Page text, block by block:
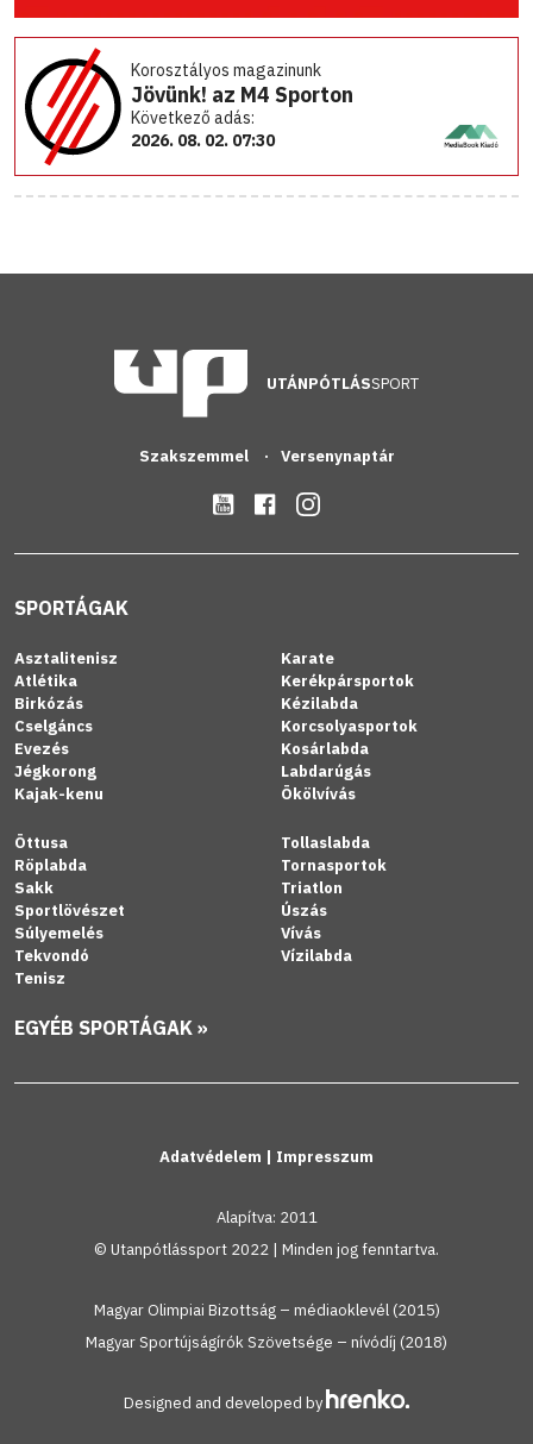
Korosztályos magazinunk
Jövünk! az M4 Sporton
Következő adás:
2026. 08. 02. 07:30
UTÁNPÓTLÁSSPORT
Szakszemmel Versenynaptár
SPORTÁGAK
Asztalitenisz
Atlétika
Birkózás
Cselgáncs
Evezés
Jégkorong
Kajak-kenu
Karate
Kerékpársportok
Kézilabda
Korcsolyasportok
Kosárlabda
Labdarúgás
Ökölvívás
Öttusa
Röplabda
Sakk
Sportlövészet
Súlyemelés
Tekvondó
Tenisz
Tollaslabda
Tornasportok
Triatlon
Úszás
Vívás
Vízilabda
EGYÉB SPORTÁGAK »
Adatvédelem | Impresszum
Alapítva: 2011
© Utanpótlássport 2022 | Minden jog fenntartva.
Magyar Olimpiai Bizottság – médiaoklevél (2015)
Magyar Sportújságírók Szövetsége – nívódíj (2018)
Designed and developed by